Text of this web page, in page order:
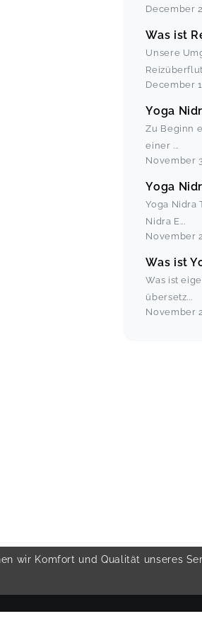
December
Was ist
Unsere
Reizüberflut
December
Yoga
Zu Beginn
einer ...
November
Yoga
Yoga Nidra
Nidra E...
November
Was ist
Was ist
übersetz...
November
wir Komfort und Qualität unseres